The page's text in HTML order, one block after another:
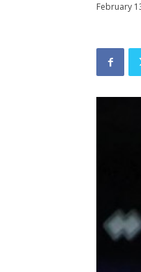
February